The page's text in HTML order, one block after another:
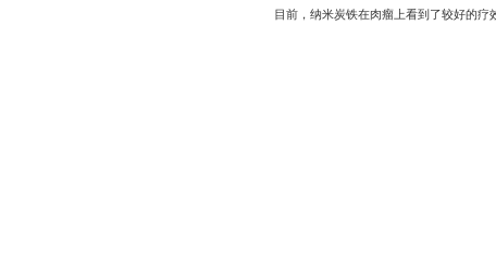
目前，纳米炭铁在肉瘤上看到了较好的疗